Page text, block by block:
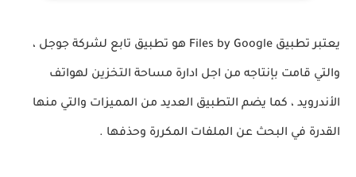
يعتبر تطبيق Files by Google هو تطبيق تابع لشركة جوجل ،
والتي قامت بإنتاجه من اجل ادارة مساحة التخزين لهواتف
الأندرويد ، كما يضم التطبيق العديد من المميزات والتي منها
القدرة في البحث عن الملفات المكررة وحذفها .